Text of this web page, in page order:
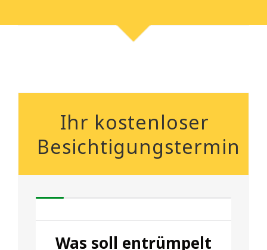
Ihr kostenloser
Besichtigungstermin